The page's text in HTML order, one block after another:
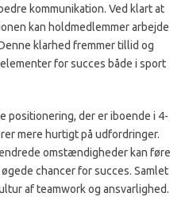
kommunikation. Ved klart at
kan holdmedlemmer arbejde
klarhed fremmer tillid og
for succes både i sport
positionering, der er iboende i 4-
mere hurtigt på udfordringer.
omstændigheder kan føre
chancer for succes. Samlet
af teamwork og ansvarlighed.